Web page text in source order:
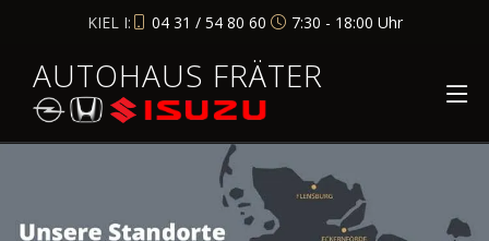
KIEL I: 04 31 / 54 80 60 7:30 - 18:00 Uhr
AUTOHAUS FRÄTER